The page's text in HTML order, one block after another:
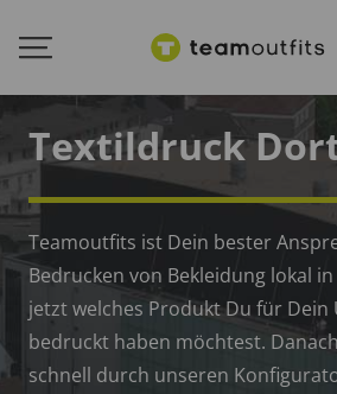
Textildruck
Teamoutfits ist Dein bester
Bedrucken von Bekleidung lokal
jetzt welches Produkt Du für
bedruckt haben möchtest.
schnell durch unseren